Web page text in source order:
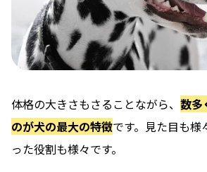
体格の大きさもさることながら、 数多
のが犬の最大の特徴です。見た目も
った役割も様々です。